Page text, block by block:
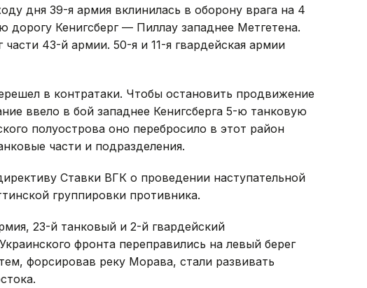
дня 39-я армия вклинилась в оборону врага на 4
дорогу Кенигсберг — Пиллау западнее Метгетена.
43-й армии. 50-я и 11-я гвардейская армии
в контратаки. Чтобы остановить продвижение
ввело в бой западнее Кенигсберга 5-ю танковую
полуострова оно перебросило в этот район
части и подразделения.
Ставки ВГК о проведении наступательной
группировки противника.
23-й танковый и 2-й гвардейский
фронта переправились на левый берег
форсировав реку Морава, стали развивать